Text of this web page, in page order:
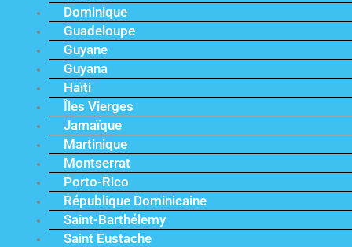
Dominique
Guadeloupe
Guyane
Guyana
Haïti
Îles Vierges
Jamaïque
Martinique
Montserrat
Porto-Rico
République Dominicaine
Saint-Barthélemy
Saint Eustache